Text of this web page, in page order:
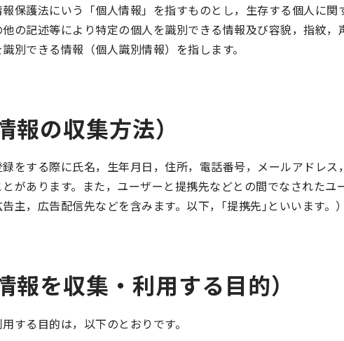
報保護法にいう「個人情報」を指すものとし，生存する個人に
の記述等により特定の個人を識別できる情報及び容貌，指紋
別できる情報（個人識別情報）を指します。
の収集方法）
をする際に氏名，生年月日，住所，電話番号，メールアドレ
があります。また，ユーザーと提携先などとの間でなされた
主，広告配信先などを含みます。以下，｢提携先｣といいます。
報を収集・利用する目的）
する目的は，以下のとおりです。